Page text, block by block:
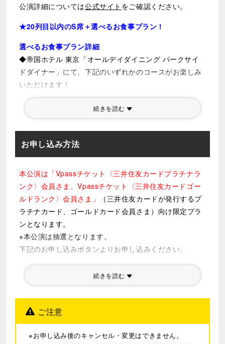
続きを読む
公演詳細については公式サイト をご確認ください。
★20列目以内のS席＋選べるお食事プラン！
選べるお食事プラン詳細
◆帝国ホテル 東京「オールデイダイニング パークサイ
ドダイナー」にて、下記のいずれかのコースがお楽しみ
いただけます！
「オールデイダイニング パークサイドダイナー」の詳
①ケーキセット （14:00〜19:30）
②パンケーキセット（14:00〜19:30）
③4種類から選べるランチセット （11:00〜17:00）
メインディッシュは下記メニューより1品お選びいた
だけます。
・ビーフカレー
・野菜カレー
・アメリカンクラブハウスサンド
・オムライスとハッシュドビーフ
サラダ
バニラアイスクリーム
※お食事券の有効期限は公演日から3カ月となります。
※13:30公演観劇のお客さまで、公演当日に③4種類か
ら選べるランチセットをご希望の場合は、観劇前にご利
用ください。
※混雑時はお席へのご案内に1時間程度のお時間がかか
る場合がございます。
お申し込み方法
続きを読む
本公演は「Vpassチケット〈三井住友カードプラチナラ
ンク〉会員さま、Vpassチケット〈三井住友カードゴー
ルドランク〉会員さま」
（三井住友カードが発行するプ
ラチナカード、ゴールドカード会員さま）向け限定プラ
ンとなります。
※本公演は抽選となります。
下記のお申し込みボタンよりお申し込みください。
※お申し込み内容および結果は、会員マイページからご
覧いただくことができます。
【応募締切】
7/2(木)17:00まで
ご注意
※お申し込み後のキャンセル・変更はできません。